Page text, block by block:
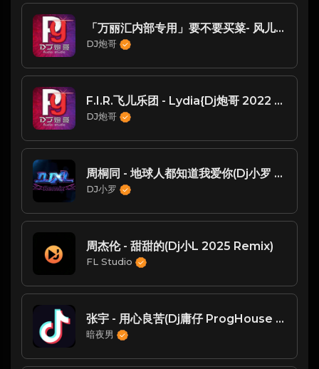
「万丽汇内部专用」要不要买菜- 风儿吹{Dj炮哥 2021 Remix}
DJ炮哥
F.I.R.飞儿乐团 - Lydia{Dj炮哥 2022 Remix}
DJ炮哥
周桐同 - 地球人都知道我爱你(Dj小罗 ProgHouse Mix)
DJ小罗
周杰伦 - 甜甜的(Dj小L 2025 Remix)
FL Studio
张宇 - 用心良苦(Dj庸仔 ProgHouse Rmx 2025)
暗夜男